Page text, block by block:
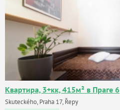
Квартира, 3+кк, 415м² в Праге 6
Skuteckého, Praha 17, Řepy